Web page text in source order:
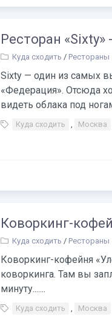
Ресторан «Sixty»
Куда сходить / Рестораны
Sixty — один из самых
«Федерация». Отсюда
видеть облака под
Куда сходить , Москва
Коворкинг-
Куда сходить / Рестораны
Коворкинг-кофейня
коворкинга. Там вы
минуту.......
Куда сходить Москва